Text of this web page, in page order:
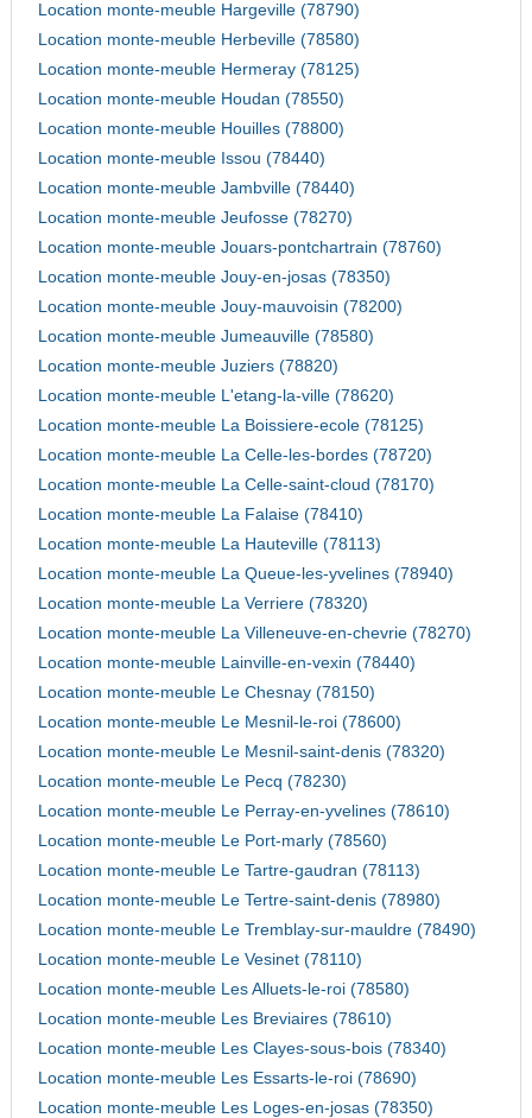
Location monte-meuble Hargeville (78790)
Location monte-meuble Herbeville (78580)
Location monte-meuble Hermeray (78125)
Location monte-meuble Houdan (78550)
Location monte-meuble Houilles (78800)
Location monte-meuble Issou (78440)
Location monte-meuble Jambville (78440)
Location monte-meuble Jeufosse (78270)
Location monte-meuble Jouars-pontchartrain (78760)
Location monte-meuble Jouy-en-josas (78350)
Location monte-meuble Jouy-mauvoisin (78200)
Location monte-meuble Jumeauville (78580)
Location monte-meuble Juziers (78820)
Location monte-meuble L'etang-la-ville (78620)
Location monte-meuble La Boissiere-ecole (78125)
Location monte-meuble La Celle-les-bordes (78720)
Location monte-meuble La Celle-saint-cloud (78170)
Location monte-meuble La Falaise (78410)
Location monte-meuble La Hauteville (78113)
Location monte-meuble La Queue-les-yvelines (78940)
Location monte-meuble La Verriere (78320)
Location monte-meuble La Villeneuve-en-chevrie (78270)
Location monte-meuble Lainville-en-vexin (78440)
Location monte-meuble Le Chesnay (78150)
Location monte-meuble Le Mesnil-le-roi (78600)
Location monte-meuble Le Mesnil-saint-denis (78320)
Location monte-meuble Le Pecq (78230)
Location monte-meuble Le Perray-en-yvelines (78610)
Location monte-meuble Le Port-marly (78560)
Location monte-meuble Le Tartre-gaudran (78113)
Location monte-meuble Le Tertre-saint-denis (78980)
Location monte-meuble Le Tremblay-sur-mauldre (78490)
Location monte-meuble Le Vesinet (78110)
Location monte-meuble Les Alluets-le-roi (78580)
Location monte-meuble Les Breviaires (78610)
Location monte-meuble Les Clayes-sous-bois (78340)
Location monte-meuble Les Essarts-le-roi (78690)
Location monte-meuble Les Loges-en-josas (78350)